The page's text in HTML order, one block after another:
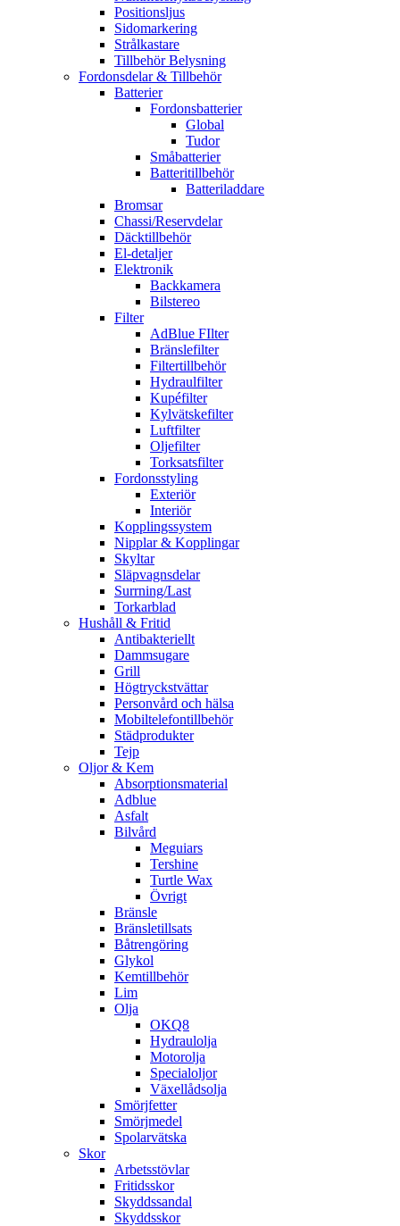
Positionsljus
Sidomarkering
Strålkastare
Tillbehör Belysning
Fordonsdelar & Tillbehör
Batterier
Fordonsbatterier
Global
Tudor
Småbatterier
Batteritillbehör
Batteriladdare
Bromsar
Chassi/Reservdelar
Däcktillbehör
El-detaljer
Elektronik
Backkamera
Bilstereo
Filter
AdBlue FIlter
Bränslefilter
Filtertillbehör
Hydraulfilter
Kupéfilter
Kylvätskefilter
Luftfilter
Oljefilter
Torksatsfilter
Fordonsstyling
Exteriör
Interiör
Kopplingssystem
Nipplar & Kopplingar
Skyltar
Släpvagnsdelar
Surrning/Last
Torkarblad
Hushåll & Fritid
Antibakteriellt​
Dammsugare
Grill
Högtryckstvättar
Personvård och hälsa
Mobiltelefontillbehör
Städprodukter
Tejp
Oljor & Kem
Absorptionsmaterial
Adblue
Asfalt
Bilvård
Meguiars
Tershine
Turtle Wax
Övrigt
Bränsle
Bränsletillsats
Båtrengöring
Glykol
Kemtillbehör
Lim
Olja
OKQ8
Hydraulolja
Motorolja
Specialoljor
Växellådsolja
Smörjfetter
Smörjmedel
Spolarvätska
Skor
Arbetsstövlar
Fritidsskor
Skyddssandal
Skyddsskor